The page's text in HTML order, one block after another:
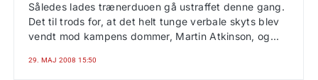
Således lades trænerduoen gå ustraffet denne gang.
Det til trods for, at det helt tunge verbale skyts blev
vendt mod kampens dommer, Martin Atkinson, og...
29. MAJ 2008 15:50